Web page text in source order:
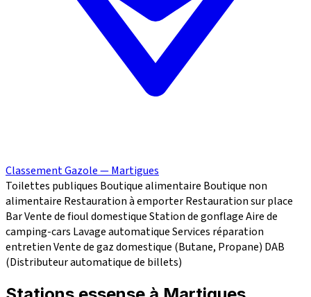
Classement Gazole — Martigues
Toilettes publiques Boutique alimentaire Boutique non
alimentaire Restauration à emporterRestauration sur place
BarVente de fioul domestiqueStation de gonflageAire de
camping-cars Lavage automatiqueServices réparation
entretienVente de gaz domestique (Butane, Propane) DAB
(Distributeur automatique de billets)